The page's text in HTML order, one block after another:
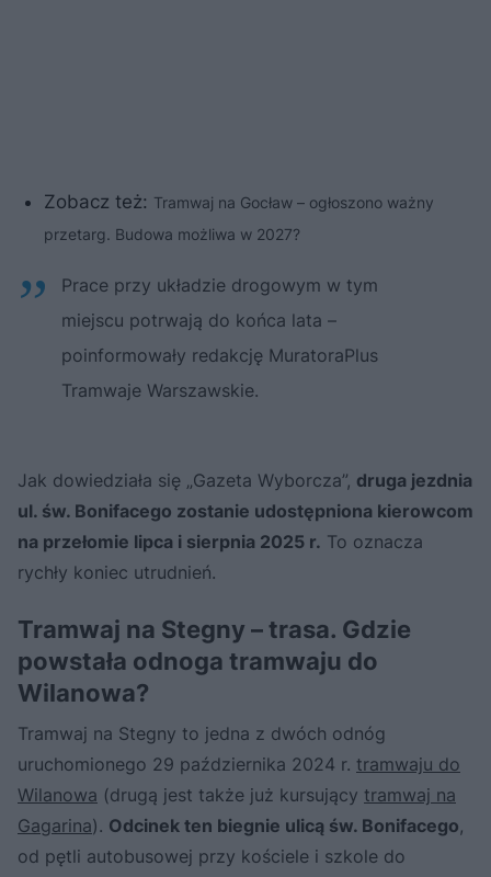
Zobacz też: Tramwaj na Gocław – ogłoszono ważny
przetarg. Budowa możliwa w 2027?
Prace przy układzie drogowym w tym
miejscu potrwają do końca lata –
poinformowały redakcję MuratoraPlus
Tramwaje Warszawskie.
Jak dowiedziała się „Gazeta Wyborcza”, druga jezdnia
ul. św. Bonifacego zostanie udostępniona kierowcom
na przełomie lipca i sierpnia 2025 r. To oznacza
rychły koniec utrudnień.
Tramwaj na Stegny – trasa. Gdzie
powstała odnoga tramwaju do
Wilanowa?
Tramwaj na Stegny to jedna z dwóch odnóg
uruchomionego 29 października 2024 r. tramwaju do
Wilanowa (drugą jest także już kursujący tramwaj na
Gagarina). Odcinek ten biegnie ulicą św. Bonifacego,
od pętli autobusowej przy kościele i szkole do